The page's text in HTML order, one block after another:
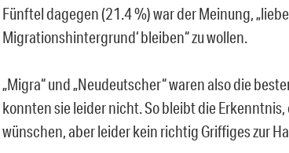
Fünftel dagegen (21.4 %) war der Meinung,
Migrationshintergrund‘ bleiben“ zu wollen.
„Migra“ und „Neudeutscher“ waren also die
konnten sie leider nicht. So bleibt die
wünschen, aber leider kein richtig Griffiges zur